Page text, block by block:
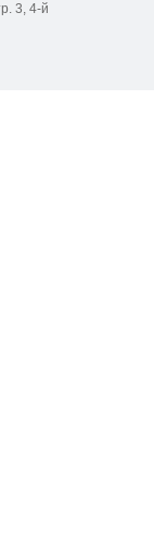
3, 4-й